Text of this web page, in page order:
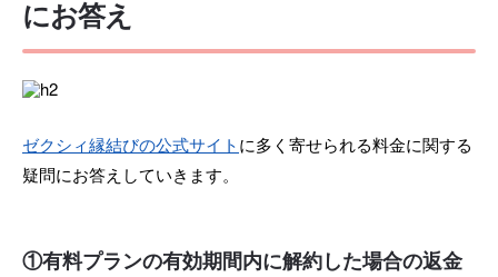
にお答え
ゼクシィ縁結びの公式サイト に多く寄せられる料金に関する
疑問にお答えしていきます。
①有料プランの有効期間内に解約した場合の返金